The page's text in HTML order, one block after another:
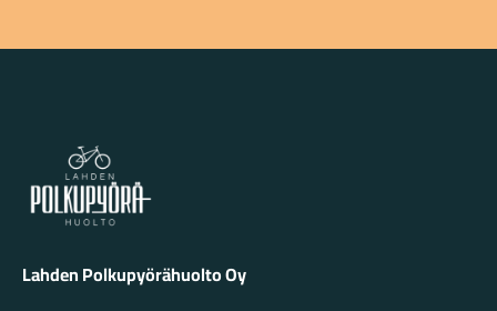
Lahden Polkupyörähuolto - etusivulle
Lahden Polkupyörähuolto Oy